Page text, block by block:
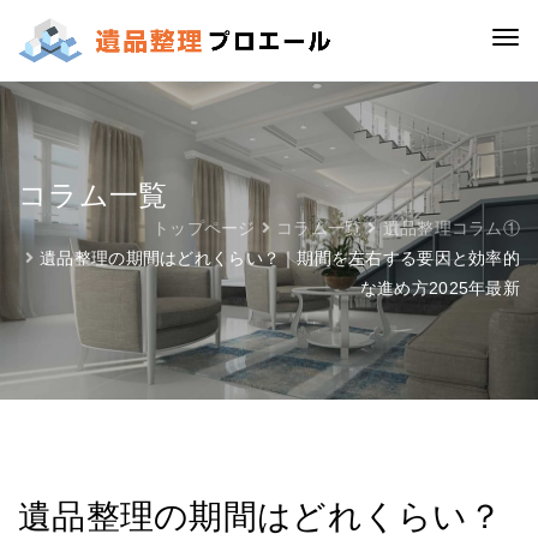
コラム一覧
トップページ コラム一覧
遺品整理コラム①
遺品整理の期間はどれくらい？｜期間を左右する要因と効率的
な進め方2025年最新
遺品整理の期間はどれくらい？